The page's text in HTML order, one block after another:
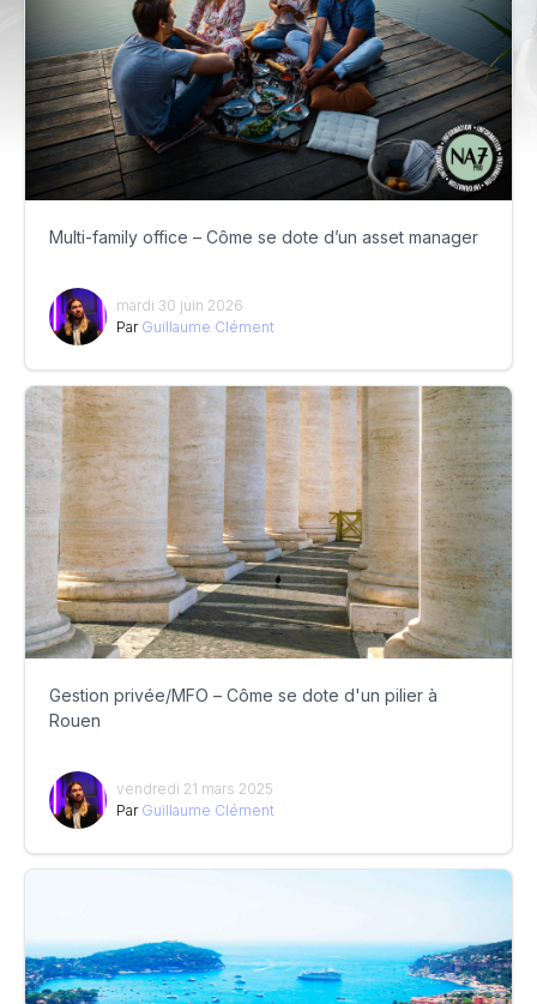
Multi-family office – Côme se dote d’un asset manager
mardi 30 juin 2026
Par Guillaume Clément
Gestion privée/MFO – Côme se dote d'un pilier à
Rouen
vendredi 21 mars 2025
Par Guillaume Clément